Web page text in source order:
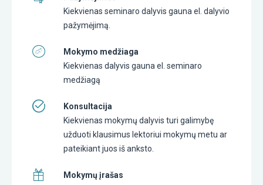
Kiekvienas seminaro dalyvis gauna el. dalyvio
pažymėjimą.
Mokymo medžiaga
Kiekvienas dalyvis gauna el. seminaro
medžiagą
Konsultacija
Kiekvienas mokymų dalyvis turi galimybę
užduoti klausimus lektoriui mokymų metu ar
pateikiant juos iš anksto.
Mokymų įrašas